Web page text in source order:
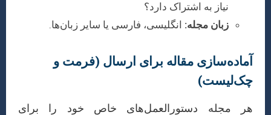
نیاز به اشتراک دارد؟
زبان مجله: انگلیسی، فارسی یا سایر زبان‌ها.
آماده‌سازی مقاله برای ارسال (فرمت و
چک‌لیست)
هر مجله دستورالعمل‌های خاص خود را برای